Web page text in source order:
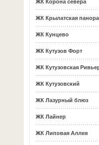
ЖК Корона севера
ЖК Крылатская
ЖК Кунцево
ЖК Кутузов Форт
ЖК Кутузовская
ЖК Кутузовский
ЖК Лазурный блюз
ЖК Лайнер
ЖК Липовая Аллея